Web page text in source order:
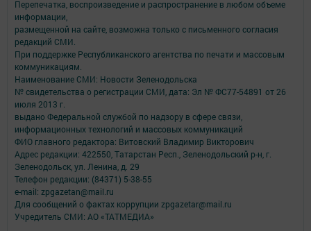
Перепечатка, воспроизведение и распространение в любом объеме
информации,
размещенной на сайте, возможна только с письменного согласия
редакций СМИ.
При поддержке Республиканского агентства по печати и массовым
коммуникациям.
Наименование СМИ: Новости Зеленодольска
№ свидетельства о регистрации СМИ, дата: Эл № ФС77-54891 от 26
июля 2013 г.
выдано Федеральной службой по надзору в сфере связи,
информационных технологий и массовых коммуникаций
ФИО главного редактора: Витовский Владимир Викторович
Адрес редакции: 422550, Татарстан Респ., Зеленодольский р-н, г.
Зеленодольск, ул. Ленина, д. 29
Телефон редакции: (84371) 5-38-55
e-mail: zpgazetan@mail.ru
Для сообщений о фактах коррупции zpgazetar@mail.ru
Учредитель СМИ: АО «ТАТМЕДИА»